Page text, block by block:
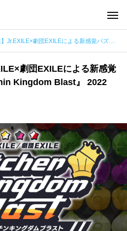
団EXILEによる新感覚パズルゲーム 『Kitchin Kingdom Blast』 2022 年4月25日 リリース
劇団EXILEによる新感覚
Kingdom Blast』 2022